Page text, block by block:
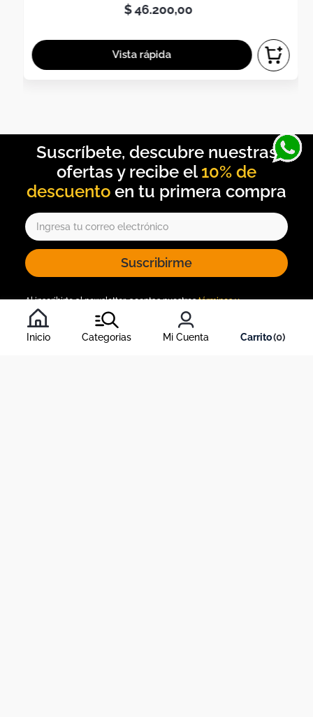
Inicio Categorias Mi Cuenta 0
$46.200,00
10% de
descuento
Suscribirme
Al inscribirte al newsletter, aceptas nuestrostérminos y
condiciones
, y nuestra política de tratamiento de información